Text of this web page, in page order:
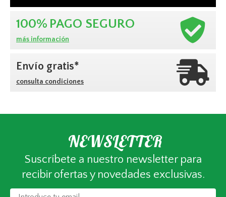
100% PAGO SEGURO
más información
Envío gratis*
consulta condiciones
NEWSLETTER
Suscríbete a nuestro newsletter para
recibir ofertas y novedades exclusivas.